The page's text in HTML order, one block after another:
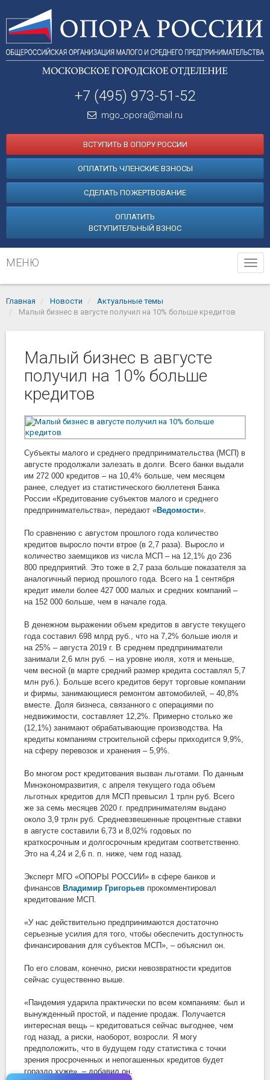
+7 (495) 973-51-52
mgo_opora@mail.ru
ВСТУПИТЬ В ОПОРУ РОССИИ
ОПЛАТИТЬ ЧЛЕНСКИЕ ВЗНОСЫ
СДЕЛАТЬ ПОЖЕРТВОВАНИЕ
ОПЛАТИТЬ
ВСТУПИТЕЛЬНЫЙ ВЗНОС
МЕНЮ
Главная Новости
Актуальные темы
Малый бизнес в августе получил на 10% больше кредитов
Малый бизнес в августе
получил на 10% больше
кредитов
Субъекты малого и среднего предпринимательства (МСП) в
августе продолжали залезать в долги. Всего банки выдали
им 272 000 кредитов – на 10,4% больше, чем месяцем
ранее, следует из статистического бюллетеня Банка
России «Кредитование субъектов малого и среднего
предпринимательства», передают «Ведомости».
По сравнению с августом прошлого года количество
кредитов выросло почти втрое (в 2,7 раза). Выросло и
количество заемщиков из числа МСП – на 12,1% до 236
800 предприятий. Это тоже в 2,7 раза больше показателя за
аналогичный период прошлого года. Всего на 1 сентября
кредит имели более 427 000 малых и средних компаний –
на 152 000 больше, чем в начале года.
В денежном выражении объем кредитов в августе текущего
года составил 698 млрд руб., что на 7,2% больше июля и
на 25% – августа 2019 г. В среднем предприниматели
занимали 2,6 млн руб. – на уровне июля, хотя и меньше,
чем весной (в марте средний размер кредита составлял 5,7
млн руб.). Больше всего кредитов берут торговые компании
и фирмы, занимающиеся ремонтом автомобилей, – 40,8%
вместе. Доля бизнеса, связанного с операциями по
недвижимости, составляет 12,2%. Примерно столько же
(12,1%) занимают обрабатывающие производства. На
кредиты компаниям строительной сферы приходится 9,9%,
на сферу перевозок и хранения – 5,9%.
Во многом рост кредитования вызван льготами. По данным
Минэкономразвития, с апреля текущего года объем
льготных кредитов для МСП превысил 1 трлн руб. Всего
же за семь месяцев 2020 г. предпринимателям выдано
около 3,9 трлн руб. Средневзвешенные процентные ставки
в августе составили 6,73 и 8,02% годовых по
краткосрочным и долгосрочным кредитам соответственно.
Это на 4,24 и 2,6 п. п. ниже, чем год назад.
Эксперт МГО «ОПОРЫ РОССИИ» в сфере банков и
финансов Владимир Григорьев прокомментировал
кредитование МСП.
«У нас действительно предпринимаются достаточно
серьезные усилия для того, чтобы обеспечить доступность
финансирования для субъектов МСП», – объяснил он.
По его словам, конечно, риски невозвратности кредитов
сейчас существенно выше.
«Пандемия ударила практически по всем компаниям: был и
вынужденный простой, и падение продаж. Получается
интересная вещь – кредитоваться сейчас выгоднее, чем
год назад, а риски, наоборот, возросли. Я могу
предположить, что в будущем году статистика с точки
зрения просроченных и непогашенных кредитов будет
гораздо хуже», – добавил он.